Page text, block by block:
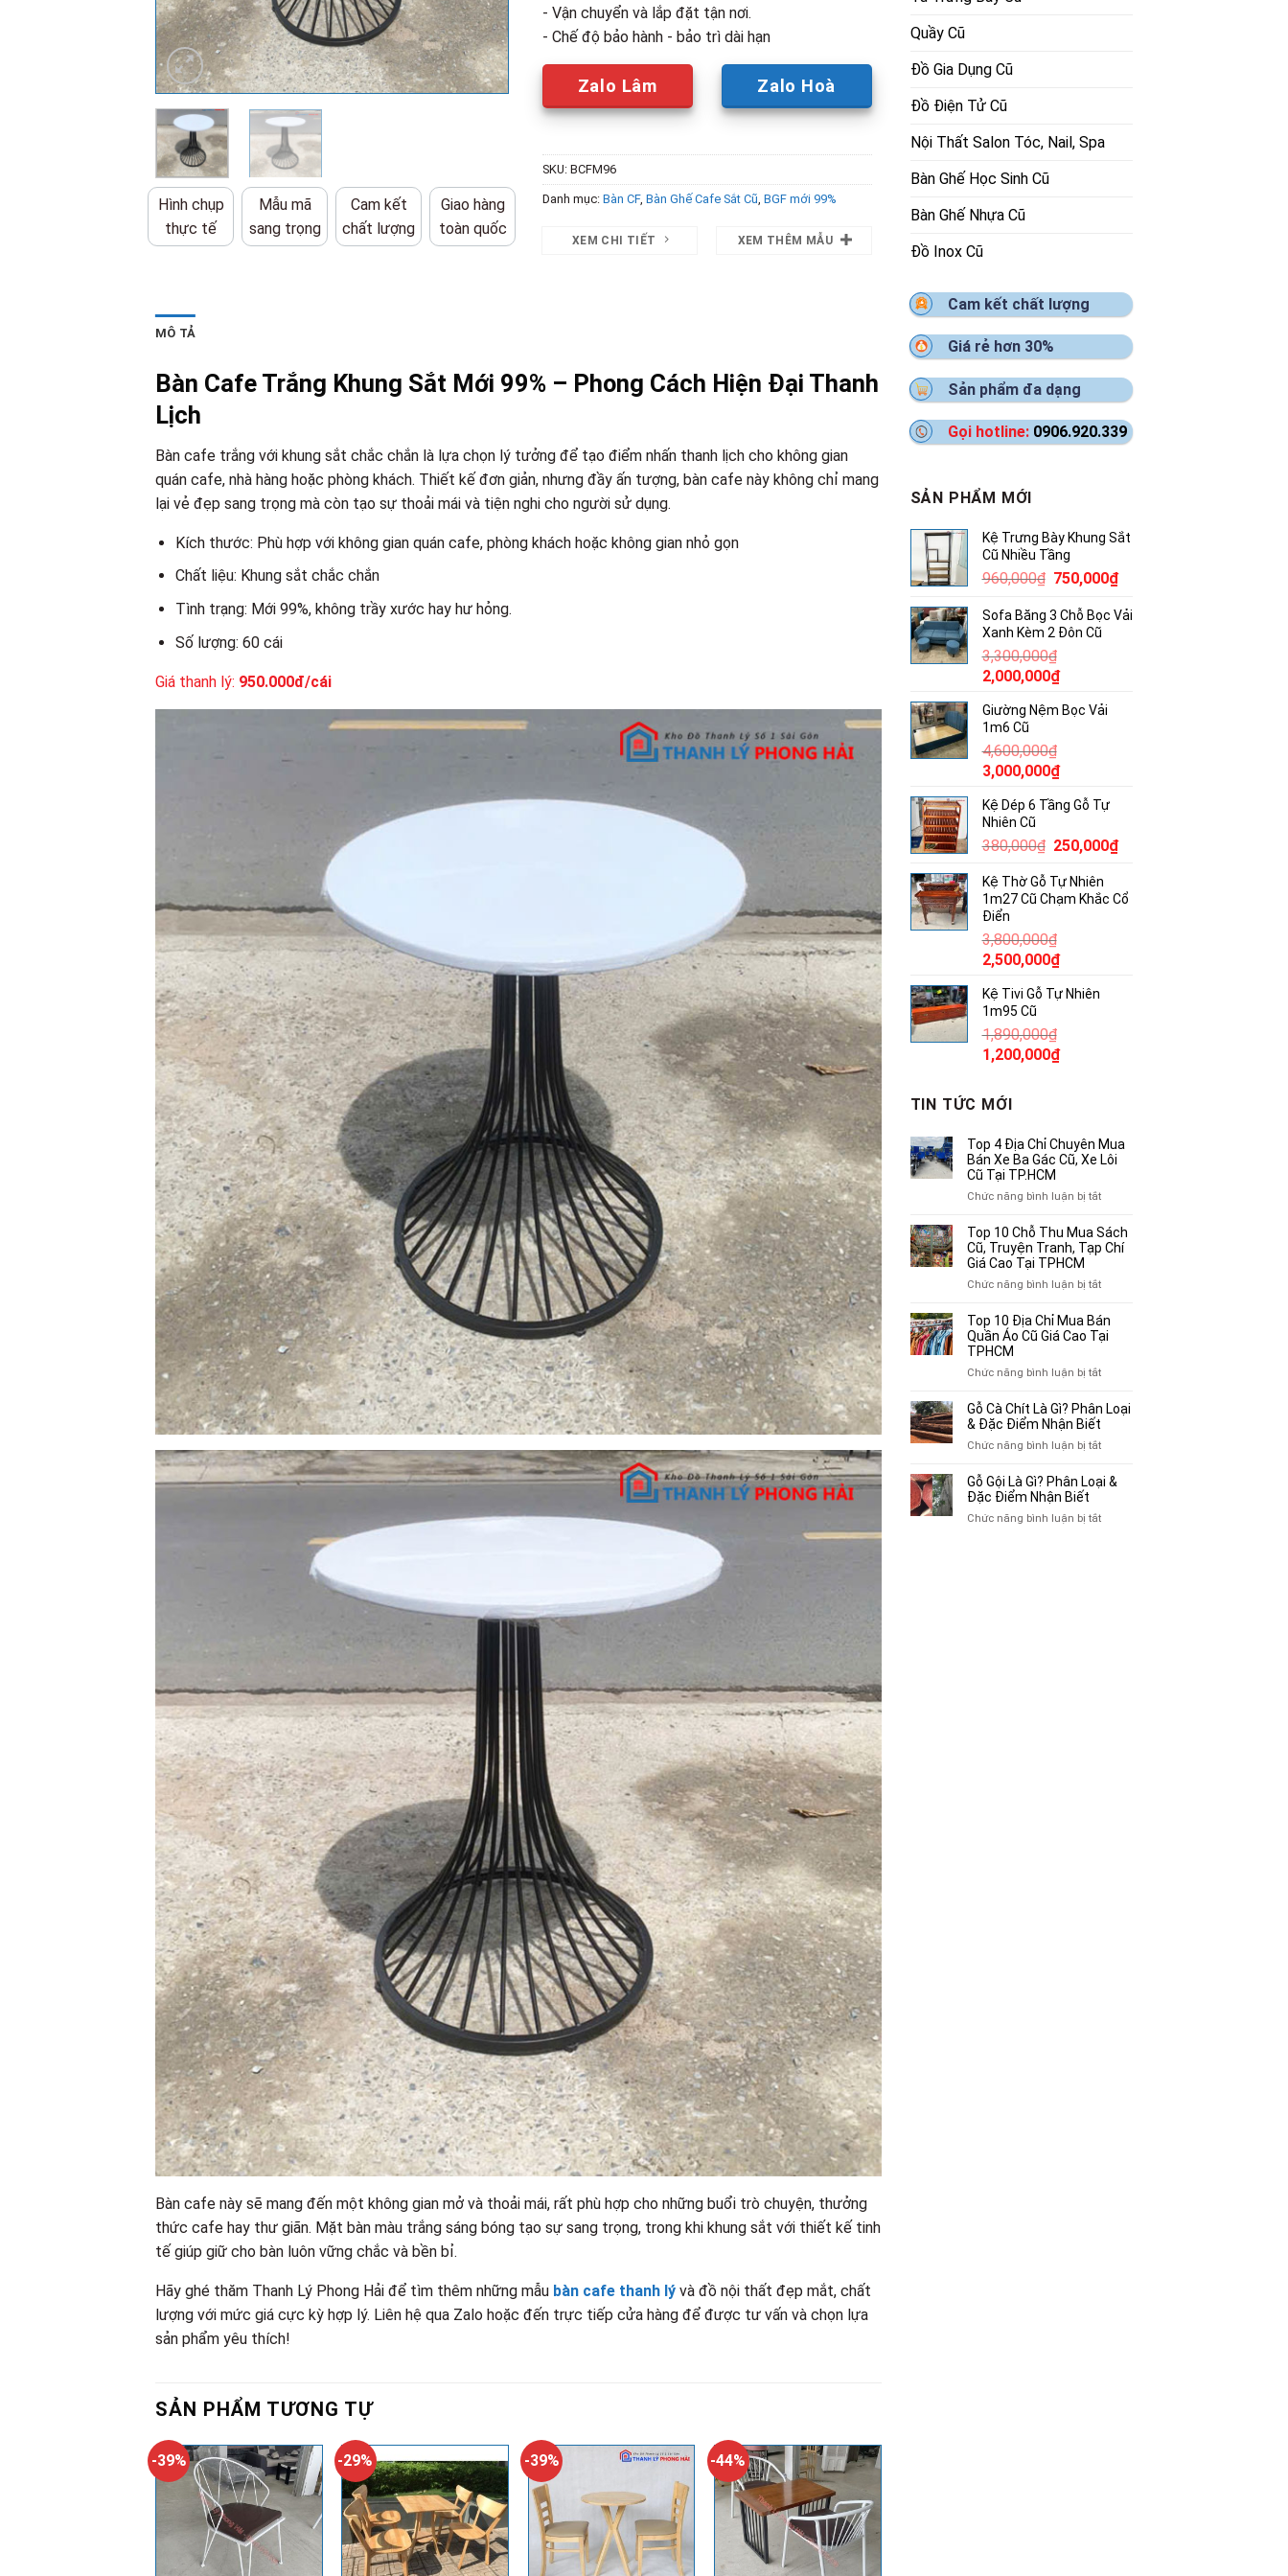
Hình chụp
thực tế
Mẫu mã
sang trọng
Cam kết
chất lượng
Giao hàng
toàn quốc
- Vận chuyển và lắp đặt tận nơi.
- Chế độ bảo hành - bảo trì dài hạn
Zalo Lâm Zalo Hoà
SKU: BCFM96
Danh mục: Bàn CF, Bàn Ghế Cafe Sắt Cũ BGF mới 99%
XEM CHI TIẾT XEM THÊM MẪU
MÔ TẢ
Bàn Cafe Trắng Khung Sắt Mới 99% – Phong Cách Hiện Đại Thanh
Lịch
Bàn cafe trắng với khung sắt chắc chắn là lựa chọn lý tưởng để tạo điểm nhấn thanh lịch cho không gian
quán cafe, nhà hàng hoặc phòng khách. Thiết kế đơn giản, nhưng đầy ấn tượng, bàn cafe này không chỉ mang
lại vẻ đẹp sang trọng mà còn tạo sự thoải mái và tiện nghi cho người sử dụng.
Kích thước: Phù hợp với không gian quán cafe, phòng khách hoặc không gian nhỏ gọn
Chất liệu: Khung sắt chắc chắn
Tình trạng: Mới 99%, không trầy xước hay hư hỏng.
Số lượng: 60 cái
Giá thanh lý: 950.000đ/cái
Bàn cafe này sẽ mang đến một không gian mở và thoải mái, rất phù hợp cho những buổi trò chuyện, thưởng
thức cafe hay thư giãn. Mặt bàn màu trắng sáng bóng tạo sự sang trọng, trong khi khung sắt với thiết kế tinh
tế giúp giữ cho bàn luôn vững chắc và bền bỉ.
Hãy ghé thăm Thanh Lý Phong Hải để tìm thêm những mẫu bàn cafe thanh lý và đồ nội thất đẹp mắt, chất
lượng với mức giá cực kỳ hợp lý. Liên hệ qua Zalo hoặc đến trực tiếp cửa hàng để được tư vấn và chọn lựa
sản phẩm yêu thích!
SẢN PHẨM TƯƠNG TỰ
-39% -29% -39% -44%
Quầy Cũ
Đồ Gia Dụng Cũ
Đồ Điện Tử Cũ
Nội Thất Salon Tóc, Nail, Spa
Bàn Ghế Học Sinh Cũ
Bàn Ghế Nhựa Cũ
Đồ Inox Cũ
Cam kết chất lượng
Giá rẻ hơn 30%
Sản phẩm đa dạng
Gọi hotline: 0906.920.339
SẢN PHẨM MỚI
Kệ Trưng Bày Khung Sắt
Cũ Nhiều Tầng
960,000₫ Giá
là:
960,000₫.
750,000₫Giá
tại
Sofa Băng 3 Chỗ Bọc Vải
Xanh Kèm 2 Đôn Cũ
3,300,000₫
Giá
là:
3,300,000₫.
2,000,000₫Giá
tại
Giường Nệm Bọc Vải
1m6 Cũ
4,600,000₫
Giá
là:
4,600,000₫.
3,000,000₫Giá
tại
3,000,000₫.
Kệ Dép 6 Tầng Gỗ Tự
Nhiên Cũ
380,000₫ Giá
là:
380,000₫.
250,000₫Giá
là:
Kệ Thờ Gỗ Tự Nhiên
1m27 Cũ Chạm Khắc Cổ
Điển
3,800,000₫
Giá
là:
3,800,000₫.
2,500,000₫Giá
tại
Kệ Tivi Gỗ Tự Nhiên
1m95 Cũ
1,890,000₫
Giá
là:
1,890,000₫.
1,200,000₫Giá
1,200,000₫.
TIN TỨC MỚI
Top 4 Địa Chỉ Chuyên Mua
Bán Xe Ba Gác Cũ, Xe Lôi
Cũ Tại TP.HCM
Chức năng bình luận bị tắtở
4
Địa
Xe
Ba
Cũ,
Lôi
Cũ
Tại
Top 10 Chỗ Thu Mua Sách
Cũ, Truyện Tranh, Tạp Chí
Giá Cao Tại TPHCM
Chức năng bình luận bị tắtở
10
Chỗ
Truyện
Tranh,
Tạp
Giá
Tại
Top 10 Địa Chỉ Mua Bán
Quần Áo Cũ Giá Cao Tại
TPHCM
Chức năng bình luận bị tắtở
10
Địa
Mua
Quần
Cũ
Gỗ Cà Chít Là Gì? Phân Loại
& Đặc Điểm Nhận Biết
Chức năng bình luận bị tắtở
Cà
Gì?
Gỗ Gội Là Gì? Phân Loại &
Đặc Điểm Nhận Biết
Chức năng bình luận bị tắtở